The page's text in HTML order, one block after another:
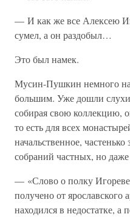
— И как же все Алексею
сумел, а он раздобыл…
Это был намек.
Мусин-Пушкин немного
большим. Уже дошли
собирая свою коллекцию,
то есть для всех
начальственное,
собраний частных, но
— «Слово о полку
получено от
находился в недостатке, а